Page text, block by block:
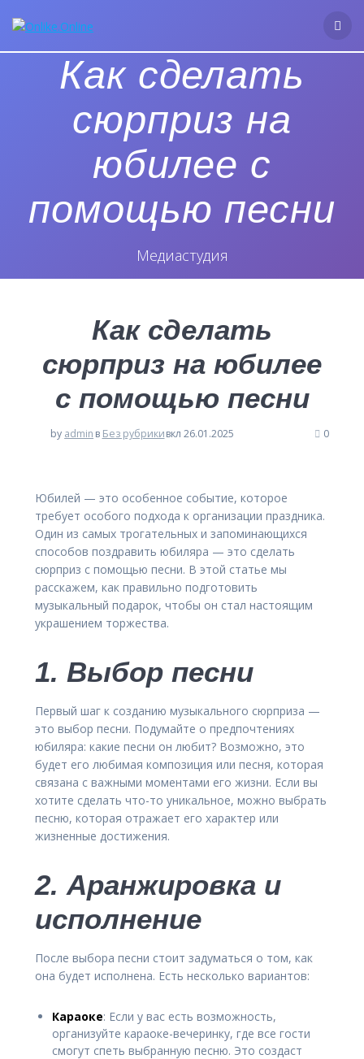
Как сделать
сюрприз на
юбилее с
помощью песни
Медиастудия
Как сделать
сюрприз на юбилее
с помощью песни
by admin в Без рубрикивкл 26.01.2025 0
Юбилей — это особенное событие, которое
требует особого подхода к организации праздника.
Один из самых трогательных и запоминающихся
способов поздравить юбиляра — это сделать
сюрприз с помощью песни. В этой статье мы
расскажем, как правильно подготовить
музыкальный подарок, чтобы он стал настоящим
украшением торжества.
1. Выбор песни
Первый шаг к созданию музыкального сюрприза —
это выбор песни. Подумайте о предпочтениях
юбиляра: какие песни он любит? Возможно, это
будет его любимая композиция или песня, которая
связана с важными моментами его жизни. Если вы
хотите сделать что-то уникальное, можно выбрать
песню, которая отражает его характер или
жизненные достижения.
2. Аранжировка и
исполнение
После выбора песни стоит задуматься о том, как
она будет исполнена. Есть несколько вариантов:
Караоке: Если у вас есть возможность,
организуйте караоке-вечеринку, где все гости
смогут спеть выбранную песню. Это создаст